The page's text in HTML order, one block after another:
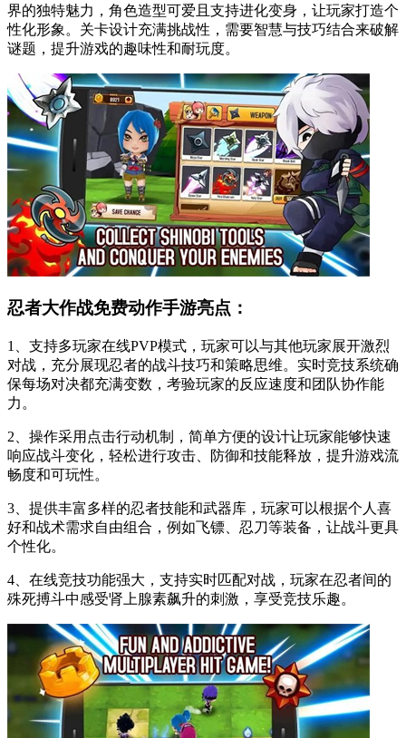
界的独特魅力，角色造型可爱且支持进化变身，让玩家打造个
性化形象。关卡设计充满挑战性，需要智慧与技巧结合来破解
谜题，提升游戏的趣味性和耐玩度。
忍者大作战免费动作手游亮点：
1、支持多玩家在线PVP模式，玩家可以与其他玩家展开激烈
对战，充分展现忍者的战斗技巧和策略思维。实时竞技系统确
保每场对决都充满变数，考验玩家的反应速度和团队协作能
力。
2、操作采用点击行动机制，简单方便的设计让玩家能够快速
响应战斗变化，轻松进行攻击、防御和技能释放，提升游戏流
畅度和可玩性。
3、提供丰富多样的忍者技能和武器库，玩家可以根据个人喜
好和战术需求自由组合，例如飞镖、忍刀等装备，让战斗更具
个性化。
4、在线竞技功能强大，支持实时匹配对战，玩家在忍者间的
殊死搏斗中感受肾上腺素飙升的刺激，享受竞技乐趣。